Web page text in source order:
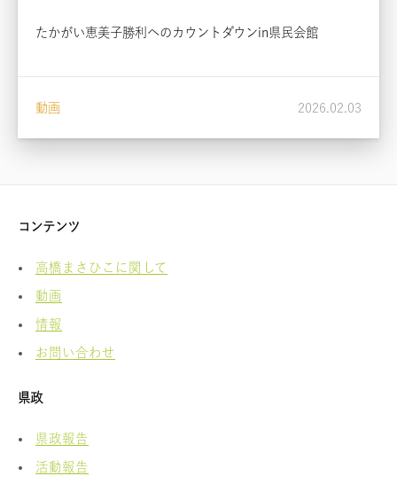
たかがい恵美子勝利へのカウントダウンin県民会館
動画 2026.02.03
コンテンツ
高橋まさひこに関して
動画
情報
お問い合わせ
県政
県政報告
活動報告